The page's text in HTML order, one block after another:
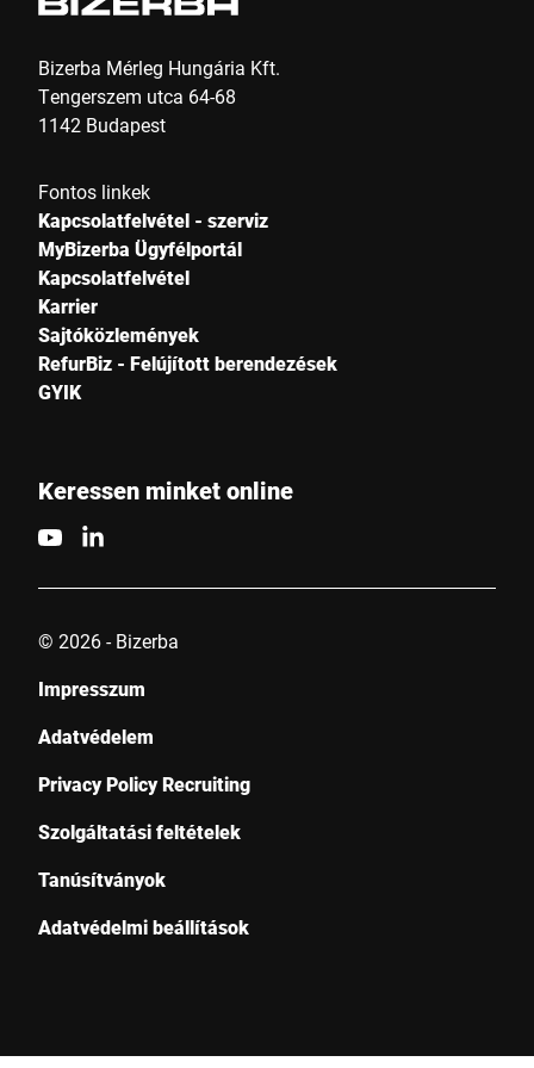
Bizerba Mérleg Hungária Kft.
Tengerszem utca 64-68
1142 Budapest
Fontos linkek
Kapcsolatfelvétel - szerviz
MyBizerba Ügyfélportál
Kapcsolatfelvétel
Karrier
Sajtóközlemények
RefurBiz - Felújított berendezések
GYIK
Keressen minket online
© 2026 - Bizerba
Impresszum
Adatvédelem
Privacy Policy Recruiting
Szolgáltatási feltételek
Tanúsítványok
Adatvédelmi beállítások